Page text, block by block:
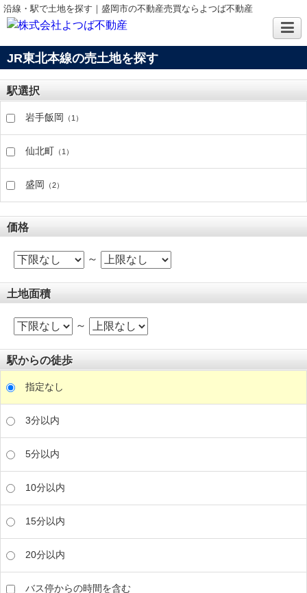
沿線・駅で土地を探す｜盛岡市の不動産売買ならよつば不動産
JR東北本線の売土地を探す
駅選択
岩手飯岡 （1）
仙北町 （1）
盛岡 （2）
価格
～
土地面積
～
駅からの徒歩
指定なし
3分以内
5分以内
10分以内
15分以内
20分以内
バス停からの時間を含む